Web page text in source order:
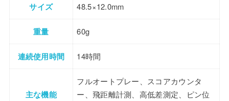
サイズ 48.5×12.0mm
重量 60g
連続使用時間 14時間
主な機能
フルオートプレー、スコアカウンタ
ー、飛距離計測、高低差測定、ピン位